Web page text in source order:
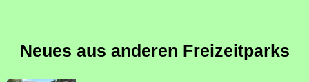
Neues aus anderen Freizeitparks